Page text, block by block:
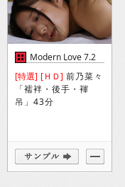
Modern Love 7.2
[特選] [ＨＤ] 前乃菜々
「襦袢・後手・褌
吊」43分